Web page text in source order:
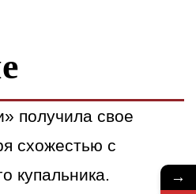
получила свое
схожестью с
купальника.
→